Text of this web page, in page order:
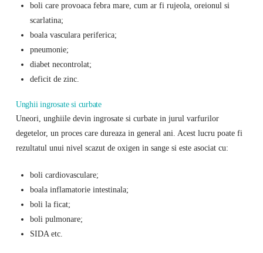
boli care provoaca febra mare, cum ar fi rujeola, oreionul si
scarlatina;
boala vasculara periferica;
pneumonie;
diabet necontrolat;
deficit de zinc.
Unghii ingrosate si curbate
Uneori, unghiile devin ingrosate si curbate in jurul varfurilor
degetelor, un proces care dureaza in general ani. Acest lucru poate fi
rezultatul unui nivel scazut de oxigen in sange si este asociat cu:
boli cardiovasculare;
boala inflamatorie intestinala;
boli la ficat;
boli pulmonare;
SIDA etc.